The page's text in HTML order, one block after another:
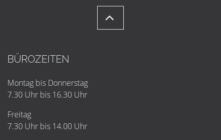
BÜROZEITEN
Montag bis Donnerstag
7.30 Uhr bis 16.30 Uhr
Freitag
7.30 Uhr bis 14.00 Uhr